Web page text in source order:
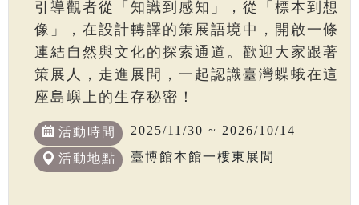
引導觀者從「知識到感知」，從「標本到想
像」，在設計轉譯的策展語境中，開啟一條
連結自然與文化的探索通道。歡迎大家跟著
策展人，走進展間，一起認識臺灣蝶蛾在這
座島嶼上的生存秘密！
活動時間 2025/11/30 ~ 2026/10/14
活動地點 臺博館本館一樓東展間